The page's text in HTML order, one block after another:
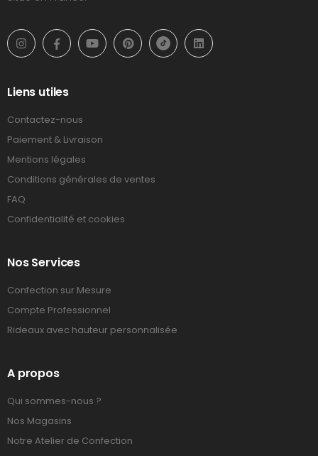
Liens utiles
Contactez-nous
Paiement & Livraison
Mentions légales
Conditions générales de ventes
FAQ
Confidentialité et cookies
Nos Services
Confection sur Mesure
Compte Professionnel
Rideaux avec hauteur personnalisée
A propos
Qui sommes-nous ?
Nos Magasins
Notre Atelier de Confection